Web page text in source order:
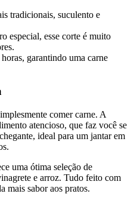
tradicionais, suculento e
especial, esse corte é muito
garantindo uma carne
comer carne. A
atencioso, que faz você se
ideal para um jantar em
uma ótima seleção de
e arroz. Tudo feito com
mais sabor aos pratos.